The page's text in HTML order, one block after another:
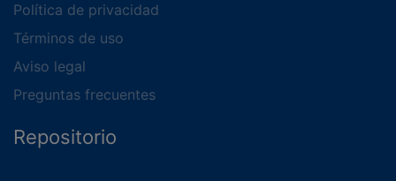
Política de privacidad
Términos de uso
Aviso legal
Preguntas frecuentes
Repositorio